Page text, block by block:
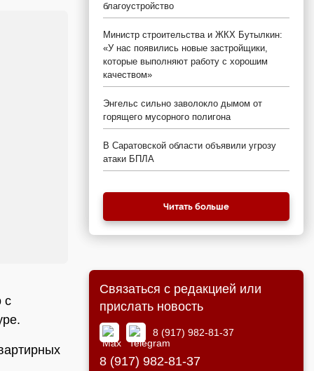
с
благоустройство
Министр строительства и ЖКХ Бутылкин:
«У нас появились новые застройщики,
которые выполняют работу с хорошим
качеством»
Энгельс сильно заволокло дымом от
горящего мусорного полигона
В Саратовской области объявили угрозу
атаки БПЛА
Читать больше
Связаться с редакцией или
прислать новость
8 (917) 982-81-37
8 (917) 982-81-37